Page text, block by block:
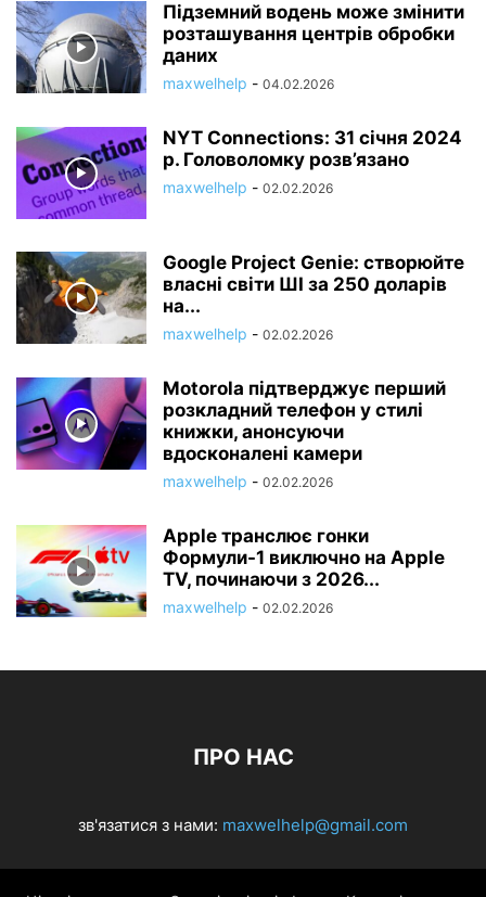
Підземний водень може змінити
розташування центрів обробки
даних
maxwelhelp - 04.02.2026
NYT Connections: 31 січня 2024
р. Головоломку розв’язано
maxwelhelp - 02.02.2026
Google Project Genie: створюйте
власні світи ШІ за 250 доларів
на...
maxwelhelp - 02.02.2026
Motorola підтверджує перший
розкладний телефон у стилі
книжки, анонсуючи
вдосконалені камери
maxwelhelp - 02.02.2026
Apple транслює гонки
Формули-1 виключно на Apple
TV, починаючи з 2026...
maxwelhelp - 02.02.2026
ПРО НАС
зв'язатися з нами: maxwelhelp@gmail.com